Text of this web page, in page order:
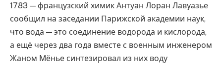
1783 — французский химик Антуан Лоран Лавуазье
сообщил на заседании Парижской академии наук,
что вода — это соединение водорода и кислорода,
а ещё через два года вместе с военным инженером
Жаном Мёнье синтезировал из них воду